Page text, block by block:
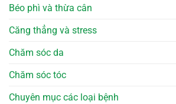
Béo phì và thừa cân
Căng thẳng và stress
Chăm sóc da
Chăm sóc tóc
Chuyên mục các loại bệnh